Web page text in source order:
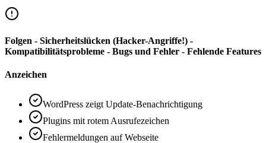
Folgen - Sicherheitslücken (Hacker-Angriffe!) -
Kompatibilitätsprobleme - Bugs und Fehler - Fehlende Features
Anzeichen
WordPress zeigt Update-Benachrichtigung
Plugins mit rotem Ausrufezeichen
Fehlermeldungen auf Webseite